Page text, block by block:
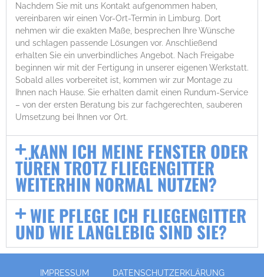
Nachdem Sie mit uns Kontakt aufgenommen haben,
vereinbaren wir einen Vor-Ort-Termin in Limburg. Dort
nehmen wir die exakten Maße, besprechen Ihre Wünsche
und schlagen passende Lösungen vor. Anschließend
erhalten Sie ein unverbindliches Angebot. Nach Freigabe
beginnen wir mit der Fertigung in unserer eigenen Werkstatt.
Sobald alles vorbereitet ist, kommen wir zur Montage zu
Ihnen nach Hause. Sie erhalten damit einen Rundum-Service
– von der ersten Beratung bis zur fachgerechten, sauberen
Umsetzung bei Ihnen vor Ort.
KANN ICH MEINE FENSTER ODER
TÜREN TROTZ FLIEGENGITTER
WEITERHIN NORMAL NUTZEN?
WIE PFLEGE ICH FLIEGENGITTER
UND WIE LANGLEBIG SIND SIE?
IMPRESSUM DATENSCHUTZERKLÄRUNG